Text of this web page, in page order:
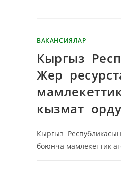
ВАКАНСИЯЛАР
Кыргыз
Жер
кызмат
Кыргыз
боюнча мамлекеттик